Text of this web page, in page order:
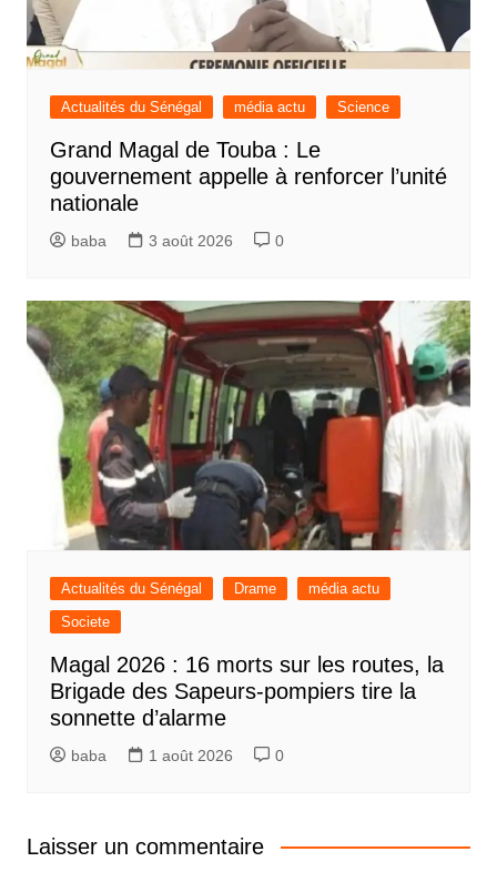
Actualités du Sénégal média actu Science
Grand Magal de Touba : Le
gouvernement appelle à renforcer l’unité
nationale
baba 3 août 2026 0
Actualités du Sénégal Drame
média actu
Societe
Magal 2026 : 16 morts sur les routes, la
Brigade des Sapeurs-pompiers tire la
sonnette d’alarme
baba 1 août 2026 0
Laisser un commentaire